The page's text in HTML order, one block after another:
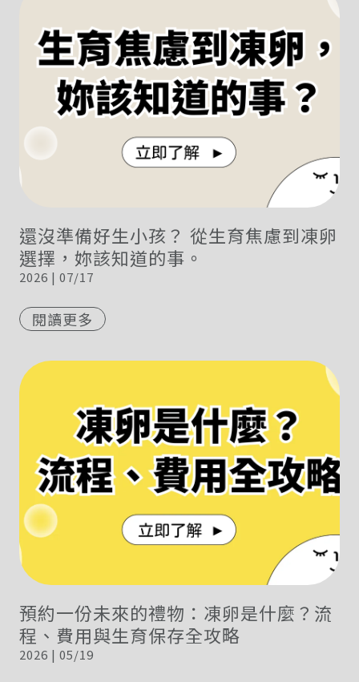
還沒準備好生小孩？ 從生育焦慮到凍卵
選擇，妳該知道的事。
2026 | 07/17
閱讀更多
預約一份未來的禮物：凍卵是什麼？流
程、費用與生育保存全攻略
2026 | 05/19